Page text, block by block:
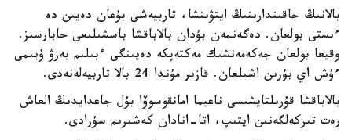
بالانىڭ جاقىندارىنىڭ ايتۋىنشا، تاربيەشى بۇعان دەيىن دە
ءىستى بولعان. دەگەنمەن بۇدان بالاباقشا باسشىلىعى حابارسىز.
وقيعا بولعان جەكەمەنشىك مەكتەپكە دەيىنگى ءبىلىم بەرۋ ۇيىمى
ءۇش اي بۇرىن اشىلعان. قازىر مۇندا 24 بالا تاربيەلەنەدى.
بالاباقشا قۇرىلتايشىسى ناعيما امانقوسوۆا بۇل جاعدايدىڭ العاش
رەت تىركەلگەنىن ايتىپ، اتا-انادان كەشىرىم سۇرادى.